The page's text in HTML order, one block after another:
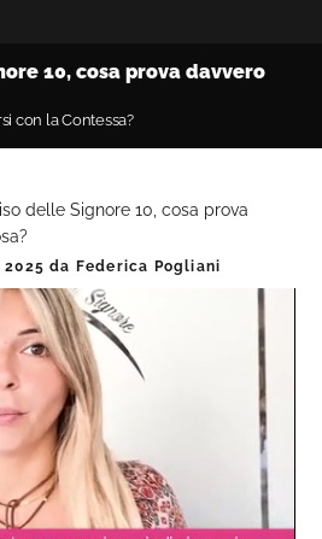
10, cosa prova davvero
con la Contessa?
delle Signore 10, cosa prova
da Federica Pogliani